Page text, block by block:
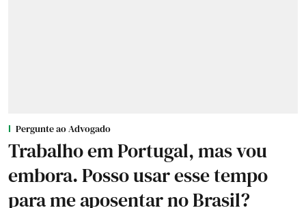
Pergunte ao Advogado
Trabalho em Portugal, mas vou
embora. Posso usar esse tempo
para me aposentar no Brasil?